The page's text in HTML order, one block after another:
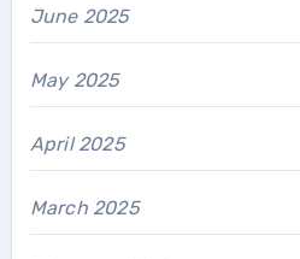
June 2025
May 2025
April 2025
March 2025